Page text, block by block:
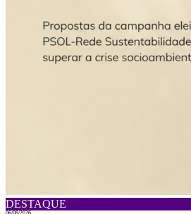
DESTAQUE